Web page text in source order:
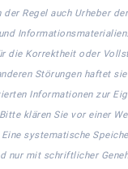
Regel auch Urheber
die Korrektheit oder
Störungen haftet
Informationen zur
klären Sie vor einer
systematische
nur mit schriftlicher